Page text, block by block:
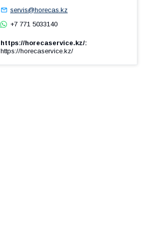
servis@horecas.kz
+7 771 5033140
https://horecaservice.kz/
https://horecaservice.kz/